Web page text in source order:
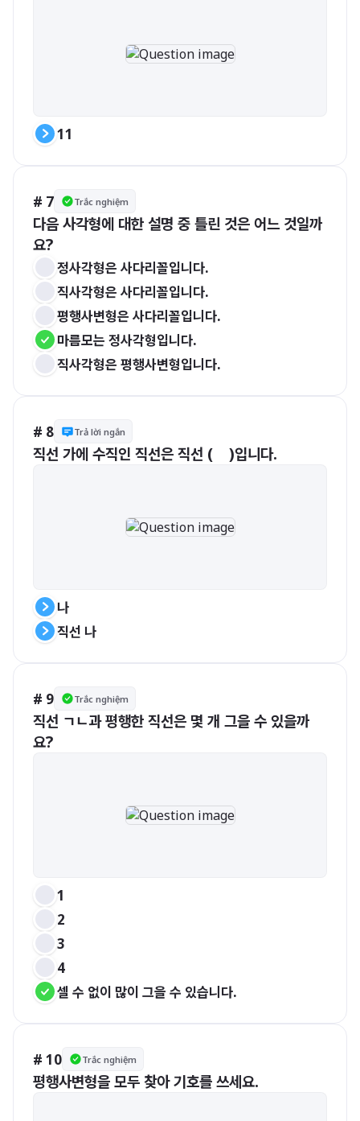
11
# 7 Trắc nghiệm
다음 사각형에 대한 설명 중 틀린 것은 어느 것일까
요?
정사각형은 사다리꼴입니다.
직사각형은 사다리꼴입니다.
평행사변형은 사다리꼴입니다.
마름모는 정사각형입니다.
직사각형은 평행사변형입니다.
# 8 Trả lời ngắn
직선 가에 수직인 직선은 직선 (    )입니다.
나
직선 나
# 9 Trắc nghiệm
직선 ㄱㄴ과 평행한 직선은 몇 개 그을 수 있을까
요?
1
2
3
4
셀 수 없이 많이 그을 수 있습니다.
# 10 Trắc nghiệm
평행사변형을 모두 찾아 기호를 쓰세요.